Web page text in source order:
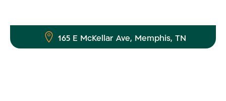
165 E McKellar Ave, Memphis, TN